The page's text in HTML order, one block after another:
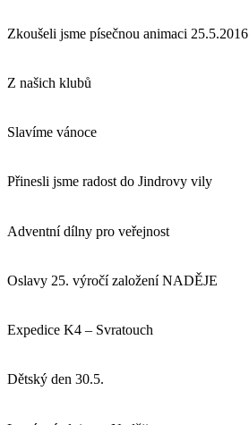
Zkoušeli jsme písečnou animaci 25.5.2016
Z našich klubů
Slavíme vánoce
Přinesli jsme radost do Jindrovy vily
Adventní dílny pro veřejnost
Oslavy 25. výročí založení NADĚJE
Expedice K4 – Svratouch
Dětský den 30.5.